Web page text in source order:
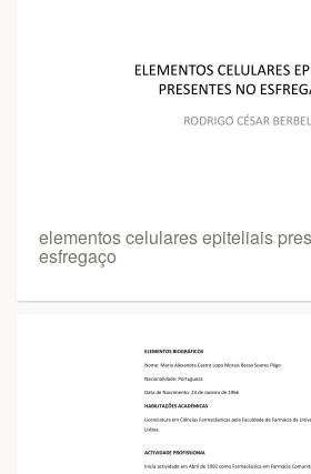
elementos celulares epiteliais
esfregaço